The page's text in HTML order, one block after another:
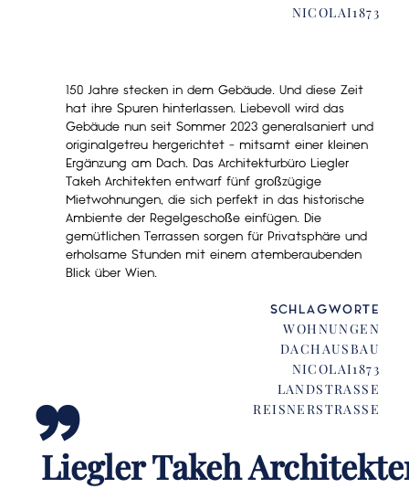
NICOLAI1873
150 Jahre stecken in dem Gebäude. Und diese Zeit
hat ihre Spuren hinterlassen. Liebevoll wird das
Gebäude nun seit Sommer 2023 generalsaniert und
originalgetreu hergerichtet - mitsamt einer kleinen
Ergänzung am Dach. Das Architekturbüro Liegler
Takeh Architekten entwarf fünf großzügige
Mietwohnungen, die sich perfekt in das historische
Ambiente der Regelgeschoße einfügen. Die
gemütlichen Terrassen sorgen für Privatsphäre und
erholsame Stunden mit einem atemberaubenden
Blick über Wien.
SCHLAGWORTE
WOHNUNGEN
DACHAUSBAU
NICOLAI1873
LANDSTRASSE
REISNERSTRASSE
„
Liegler Takeh